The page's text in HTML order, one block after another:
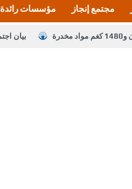
مؤسسات رائدة مجتمع إنجاز
بيان
القاضي يلتقي